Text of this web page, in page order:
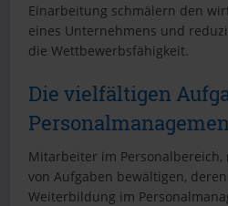
Einarbeitung schmälern den
eines Unternehmens und
die Wettbewerbsfähigkeit.
Die vielfältigen
Mitarbeiter im Personalbereich,
von Aufgaben bewältigen,
Weiterbildung im